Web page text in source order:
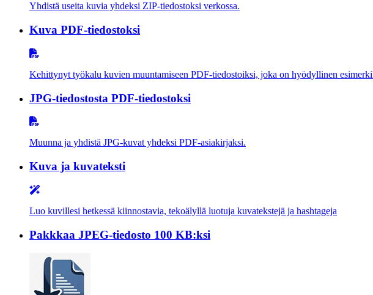
Yhdistä useita kuvia yhdeksi ZIP-tiedostoksi verkossa.
Kuva PDF-tiedostoksi
Kehittynyt työkalu kuvien muuntamiseen PDF-tiedostoiksi, joka on hyödyllinen
JPG-tiedostosta PDF-tiedostoksi
Muunna ja yhdistä JPG-kuvat yhdeksi PDF-asiakirjaksi.
Kuva ja kuvateksti
Luo kuvillesi hetkessä kiinnostavia, tekoälyllä luotuja kuvatekstejä ja hashtageja
Pakkkaa JPEG-tiedosto 100 KB:ksi